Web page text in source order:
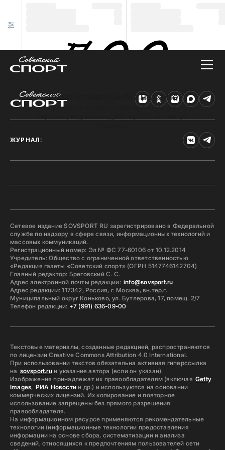
Техническая ошибка на сайте
Произошла ошибка. Чтобы найти нужную
ЖУРНАЛ:
Сетевое издание SOVSPORT RU зарегистрировано в Федеральной
службе по надзору в сфере связи, информационных технологий и
массовых коммуникаций.
Регистрационный номер: Эл № ФС 77-60106 от 10.12.2014
Учредитель: Общество с ограниченной ответственностью
«Редакция газеты «Советский спорт» (ОГРН 5147746142704)
Главный редактор: Бреговский С. С.
Адрес электронной почты редакции: info@sovsport.ru
Адрес редакции: 117342, Россия, г. Москва, вн.тер.г.
Муниципальный округ Коньково, ул. Бутлерова, 17, помещ. 2/7
Телефон редакции: +7 (991) 636-09-00
Текстовые материалы, созданные редакцией, распространяются
по лицензии Creative Commons Attribution 4.0 International.
При использовании текстов обязательна активная гиперссылка
на sovsport.ruи указание автора (если он указан).
Изображения принадлежат их правообладателям (включая Getty
Images, РИА Новостии др.) и используются на основании
коммерческих лицензий. Их копирование и повторное
использование запрещены без прямого разрешения
правообладателя.
На информационном ресурсе применяются рекомендательные
технологии (информационные технологии предоставления
информации на основе сбора, систематизации и анализа
сведений, относящихся к предпочтениям пользователей сети